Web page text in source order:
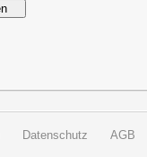
Datenschutz AGB